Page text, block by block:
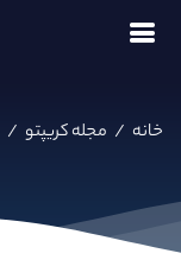
خانه / مجله کریپتو /